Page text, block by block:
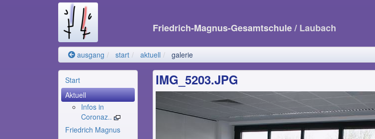
Friedrich-Magnus-Gesamtschule/ Laubach
ausgang start aktuell galerie
Start
Aktuell
Infos in
Coronaz..
Friedrich Magnus
IMG_5203.JPG